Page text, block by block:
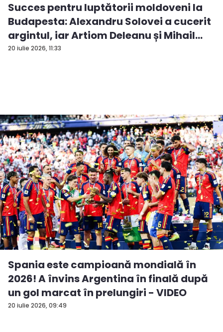
20 iulie 2026, 11:33
Succes pentru luptătorii moldoveni la
Budapesta: Alexandru Solovei a cucerit
argintul, iar Artiom Deleanu și Mihail
Br...
20 iulie 2026, 09:49
Spania este campioană mondială în
2026! A învins Argentina în finală după
un gol marcat în prelungiri - VIDEO